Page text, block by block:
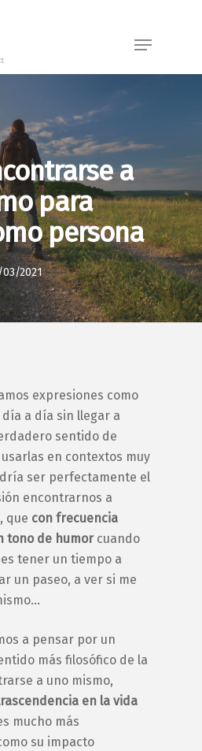
Menu
a
para
persona
2021
expresiones como
a día sin llegar a
sentido de
en contextos muy
ser perfectamente el
encontrarnos a
, que con frecuencia
tono de humor cuando
tener un tiempo a
un paseo, a ver si me
a pensar por un
más filosófico de la
a uno mismo,
en la vida
mucho más
su impacto